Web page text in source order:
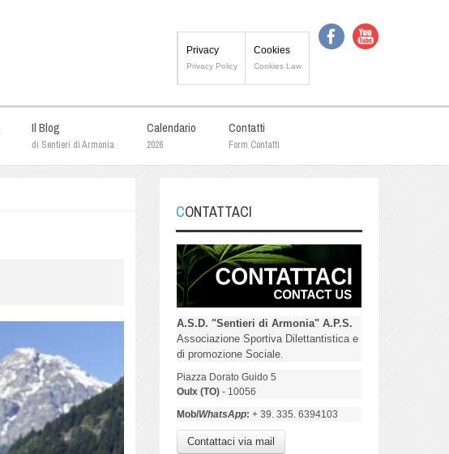
Privacy
Privacy Policy
Cookies
Cookies Law
Il Blog
di Sentieri di Armonia
Calendario
2026
Contatti
Form Contatti
CONTATTACI
A.S.D. "Sentieri di Armonia" A.P.S.
Associazione Sportiva Dilettantistica e
di promozione Sociale.
Piazza Dorato Guido 5
Oulx (TO)- 10056
Mob/WhatsApp: + 39. 335. 6394103
Contattaci via mail